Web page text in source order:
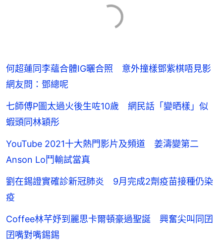
何超蓮同李蘊合體IG曬合照 意外撞樣鄧紫棋唔見影
網友問：鄧總呢
七師傅P圖太過火後生咗10歲 網民話「變晒樣」似
蝦頭同林穎彤
YouTube 2021十大熱門影片及頻道 姜濤變第二
Anson Lo鬥輸試當真
劉在錫證實確診新冠肺炎 9月完成2劑疫苗接種仍染
疫
Coffee林芊妤到麗思卡爾頓豪過聖誕 興奮尖叫同囝
囝嘴對嘴錫錫